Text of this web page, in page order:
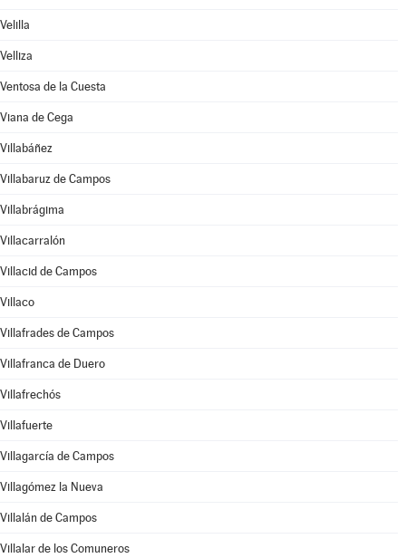
Velilla
Velliza
Ventosa de la Cuesta
Viana de Cega
Villabáñez
Villabaruz de Campos
Villabrágima
Villacarralón
Villacid de Campos
Villaco
Villafrades de Campos
Villafranca de Duero
Villafrechós
Villafuerte
Villagarcía de Campos
Villagómez la Nueva
Villalán de Campos
Villalar de los Comuneros